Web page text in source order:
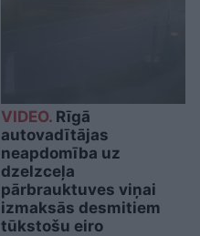
VIDEO.Rīgā
autovadītājas
neapdomība uz
dzelzceļa
pārbrauktuves viņai
izmaksās desmitiem
tūkstošu eiro